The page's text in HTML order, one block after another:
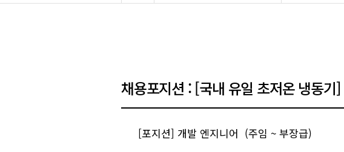
채용포지션 : [국내 유일 초저온 냉동기
[포지션] 개발 엔지니어 (주임 ~ 부장급)